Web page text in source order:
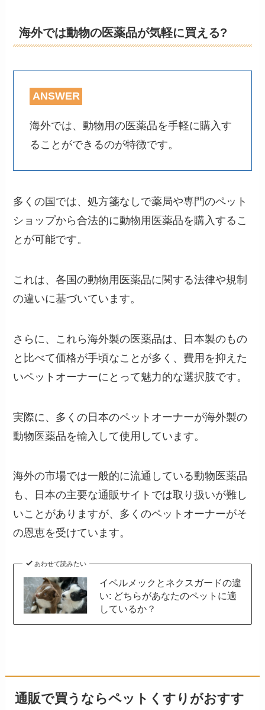
海外では動物の医薬品が気軽に買える?
ANSWER
海外では、動物用の医薬品を手軽に購入す
ることができるのが特徴です。
多くの国では、処方箋なしで薬局や専門のペット
ショップから合法的に動物用医薬品を購入するこ
とが可能です。
これは、各国の動物用医薬品に関する法律や規制
の違いに基づいています。
さらに、これら海外製の医薬品は、日本製のもの
と比べて価格が手頃なことが多く、費用を抑えた
いペットオーナーにとって魅力的な選択肢です。
実際に、多くの日本のペットオーナーが海外製の
動物医薬品を輸入して使用しています。
海外の市場では一般的に流通している動物医薬品
も、日本の主要な通販サイトでは取り扱いが難し
いことがありますが、多くのペットオーナーがそ
の恩恵を受けています。
あわせて読みたい
イベルメックとネクスガードの違
い: どちらがあなたのペットに適
しているか？
通販で買うならペットくすりがおすす